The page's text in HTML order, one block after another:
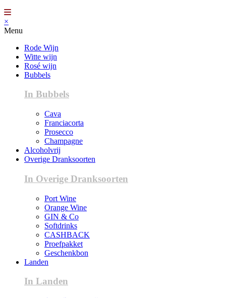
×
Menu
Rode Wijn
Witte wijn
Rosé wijn
Bubbels
In Bubbels
Cava
Franciacorta
Prosecco
Champagne
Alcoholvrij
Overige Dranksoorten
In Overige Dranksoorten
Port Wine
Orange Wine
GIN & Co
Softdrinks
CASHBACK
Proefpakket
Geschenkbon
Landen
In Landen